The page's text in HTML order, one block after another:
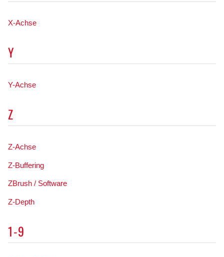
X-Achse
Y
Y-Achse
Z
Z-Achse
Z-Buffering
ZBrush / Software
Z-Depth
1-9